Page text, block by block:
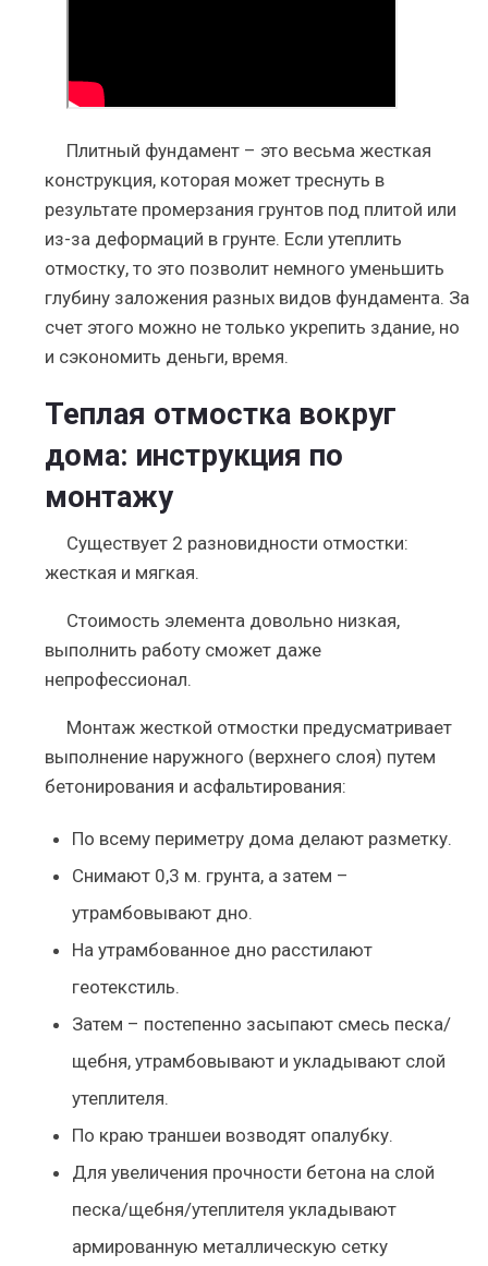
Плитный фундамент – это весьма жесткая
конструкция, которая может треснуть в
результате промерзания грунтов под плитой или
из-за деформаций в грунте. Если утеплить
отмостку, то это позволит немного уменьшить
глубину заложения разных видов фундамента. За
счет этого можно не только укрепить здание, но
и сэкономить деньги, время.
Теплая отмостка вокруг
дома: инструкция по
монтажу
Существует 2 разновидности отмостки:
жесткая и мягкая.
Стоимость элемента довольно низкая,
выполнить работу сможет даже
непрофессионал.
Монтаж жесткой отмостки предусматривает
выполнение наружного (верхнего слоя) путем
бетонирования и асфальтирования:
По всему периметру дома делают разметку.
Снимают 0,3 м. грунта, а затем –
утрамбовывают дно.
На утрамбованное дно расстилают
геотекстиль.
Затем – постепенно засыпают смесь песка/
щебня, утрамбовывают и укладывают слой
утеплителя.
По краю траншеи возводят опалубку.
Для увеличения прочности бетона на слой
песка/щебня/утеплителя укладывают
армированную металлическую сетку